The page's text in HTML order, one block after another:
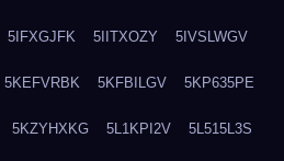
5IFXGJFK 5IITXOZY 5IVSLWGV
5KEFVRBK 5KFBILGV 5KP635PE
5KZYHXKG 5L1KPI2V 5L515L3S